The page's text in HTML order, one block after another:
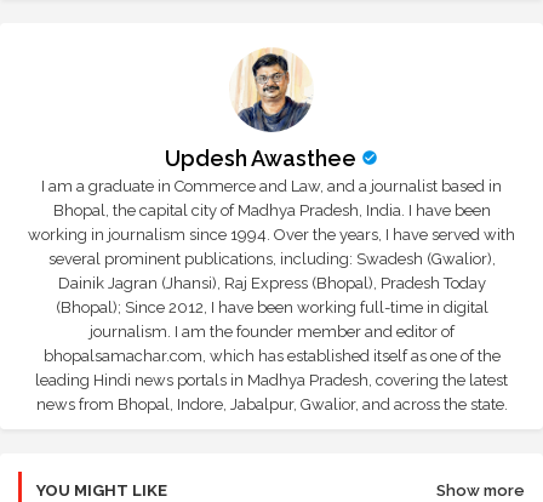
Updesh Awasthee
I am a graduate in Commerce and Law, and a journalist based in
Bhopal, the capital city of Madhya Pradesh, India. I have been
working in journalism since 1994. Over the years, I have served with
several prominent publications, including: Swadesh (Gwalior),
Dainik Jagran (Jhansi), Raj Express (Bhopal), Pradesh Today
(Bhopal); Since 2012, I have been working full-time in digital
journalism. I am the founder member and editor of
bhopalsamachar.com, which has established itself as one of the
leading Hindi news portals in Madhya Pradesh, covering the latest
news from Bhopal, Indore, Jabalpur, Gwalior, and across the state.
YOU MIGHT LIKE Show more